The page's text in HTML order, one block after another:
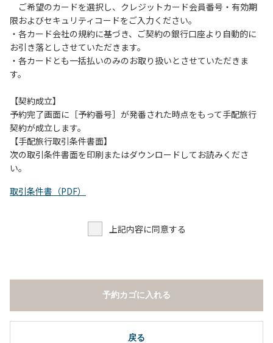
【注意事項】
当キャンプ場のそばを流れる歴舟川は、上流で雨が降ると短
時間で増水し、川原で遊んでいると大変危険な状態になりや
すく、過去にも増水により人が流される事故が数件起きてい
（１）川原にテントやタープを張らない。
（２）雨が降ったときは川原で遊ばない。
（３）カムイコタン公園キャンプ場で雨が降らなくても、上
流で雨が降り急に増水することがあるので、水の濁りに注意
し、濁り始めたときには直ちに川原での遊びを中止する。
（４）キャンプ場の管理者や地元住民から川についての注意
ご希望のカードを選択し、クレジットカード会員番号・有効期
限およびセキュリティコードをご入力ください。
・各カード会社の規約に基づき、ご契約の銀行口座より自動的に
お引き落としさせていただきます。
・各カードとも一括払いのみのお取り扱いとさせていただきま
す。
【契約成立】
予約完了画面に［予約番号］が発番された時点をもって手配旅行
契約が成立します。
【手配旅行取引条件書面】
次の取引条件書面を印刷またはダウンロードしてお読みくださ
い。
取引条件書（PDF）
上記内容に同意する
戻る
予約カゴに入れる